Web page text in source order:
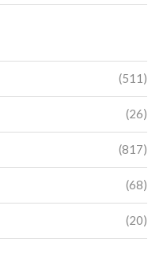
(511)
(26)
(817)
(68)
(20)